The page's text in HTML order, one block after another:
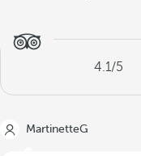
4.1/5
MartinetteG